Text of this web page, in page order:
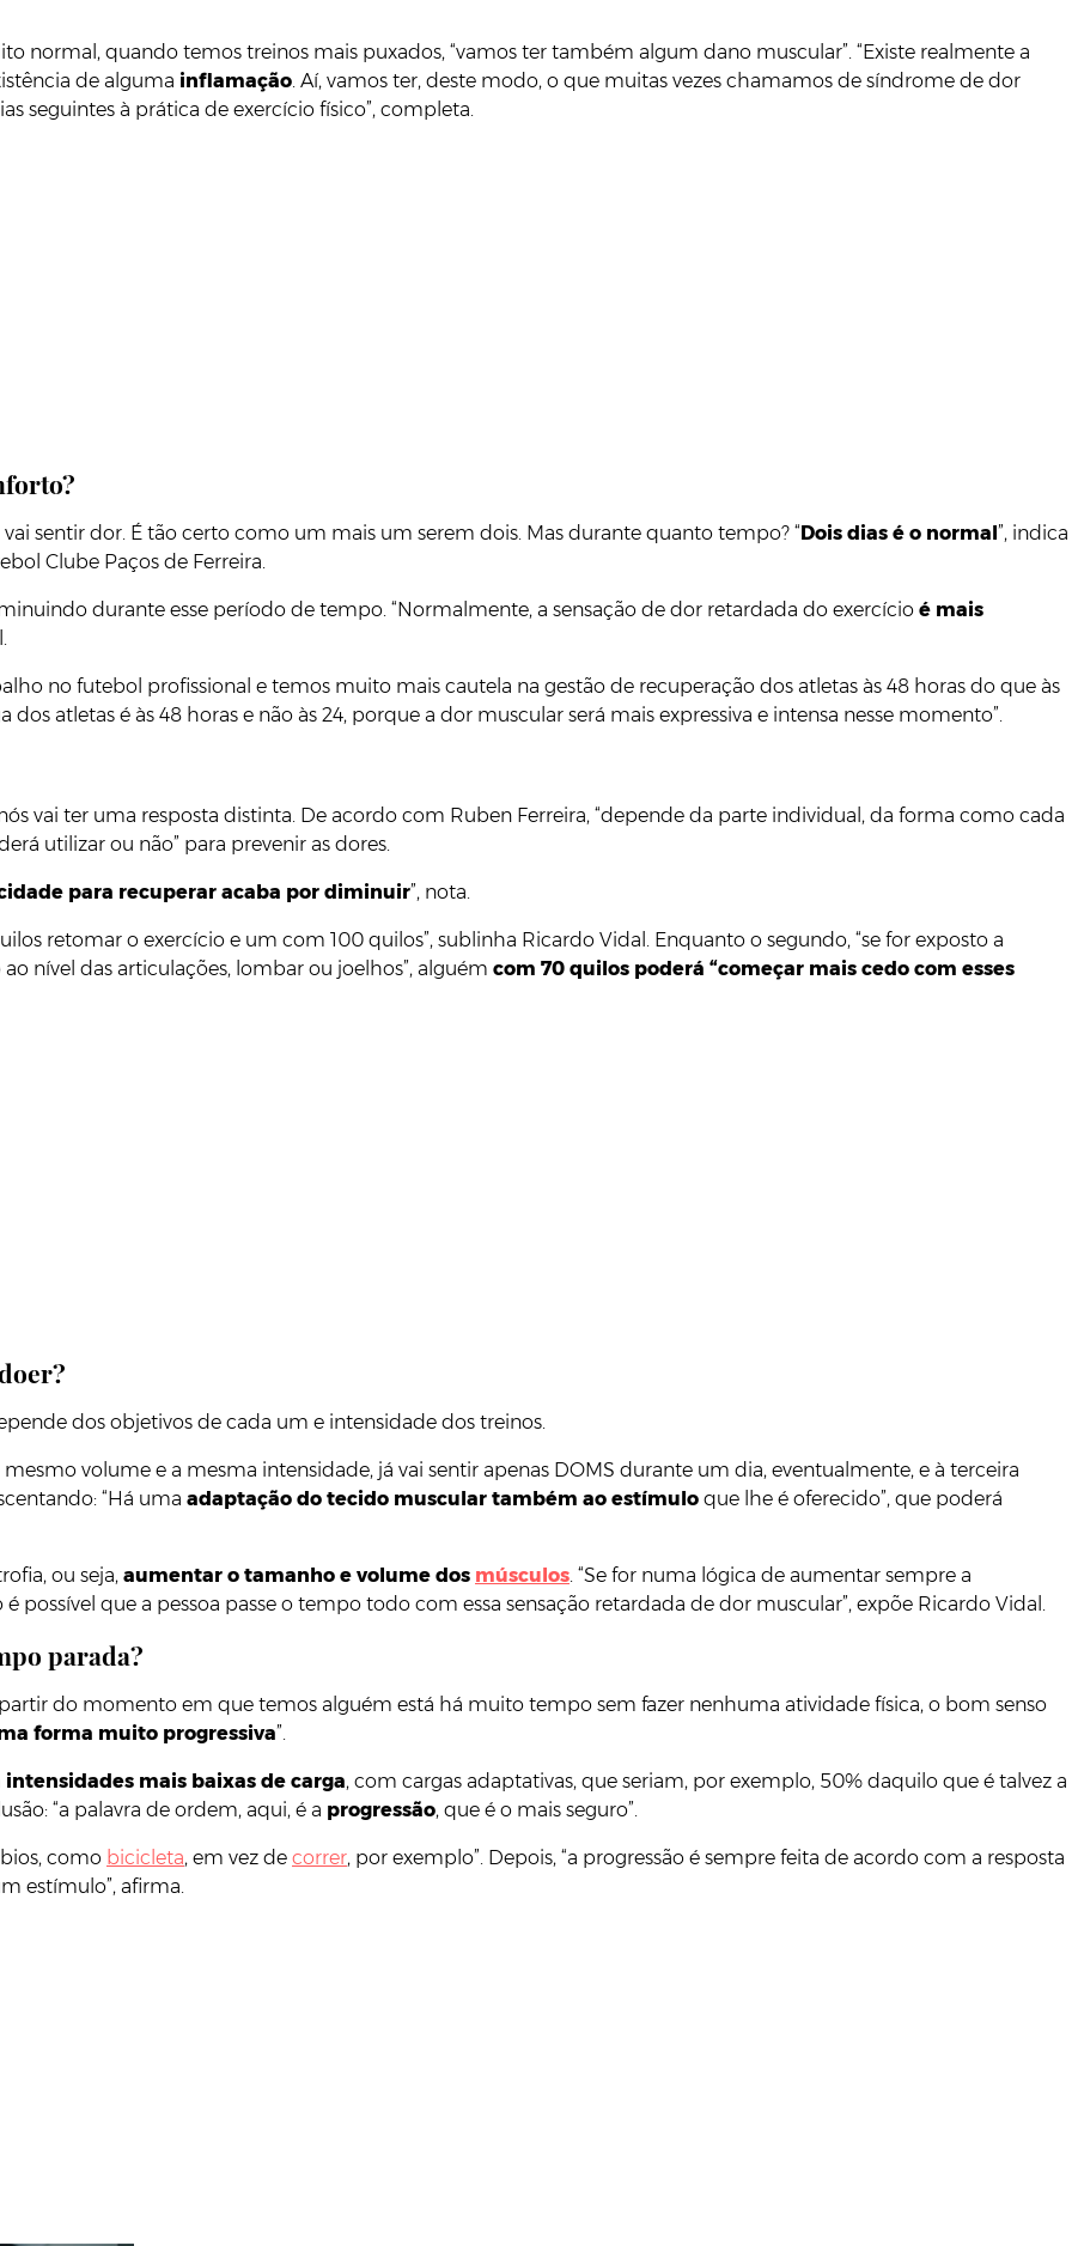
normal, quando temos treinos mais puxados, “vamos ter também algum dano muscular”. “Existe realmente a
de alguma inflamação . Aí, vamos ter, deste modo, o que muitas vezes chamamos de síndrome de dor
seguintes à prática de exercício físico”, completa.
sentir dor. É tão certo como um mais um serem dois. Mas durante quanto tempo? “Dois dias é o normal”, indica
Clube Paços de Ferreira.
durante esse período de tempo. “Normalmente, a sensação de dor retardada do exercício é mais
no futebol profissional e temos muito mais cautela na gestão de recuperação dos atletas às 48 horas do que às
atletas é às 48 horas e não às 24, porque a dor muscular será mais expressiva e intensa nesse momento”.
vai ter uma resposta distinta. De acordo com Ruben Ferreira, “depende da parte individual, da forma como cada
utilizar ou não” para prevenir as dores.
para recuperar acaba por diminuir”, nota.
retomar o exercício e um com 100 quilos”, sublinha Ricardo Vidal. Enquanto o segundo, “se for exposto a
nível das articulações, lombar ou joelhos”, alguém com 70 quilos poderá “começar mais cedo com esses
dos objetivos de cada um e intensidade dos treinos.
volume e a mesma intensidade, já vai sentir apenas DOMS durante um dia, eventualmente, e à terceira
“Há uma adaptação do tecido muscular também ao estímulo que lhe é oferecido”, que poderá
ou seja, aumentar o tamanho e volume dos músculos. “Se for numa lógica de aumentar sempre a
possível que a pessoa passe o tempo todo com essa sensação retardada de dor muscular”, expõe Ricardo Vidal.
parada?
do momento em que temos alguém está há muito tempo sem fazer nenhuma atividade física, o bom senso
forma muito progressiva”.
intensidades mais baixas de carga, com cargas adaptativas, que seriam, por exemplo, 50% daquilo que é talvez a
“a palavra de ordem, aqui, é a progressão, que é o mais seguro”.
como bicicleta, em vez de correr, por exemplo”. Depois, “a progressão é sempre feita de acordo com a resposta
estímulo”, afirma.